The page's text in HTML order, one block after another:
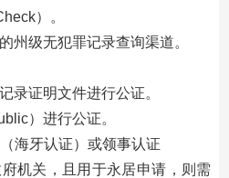
）。
州级无犯罪记录查询渠道。
录证明文件进行公证。
）进行公证。
海牙认证）或领事认证
机关，且用于永居申请，则需